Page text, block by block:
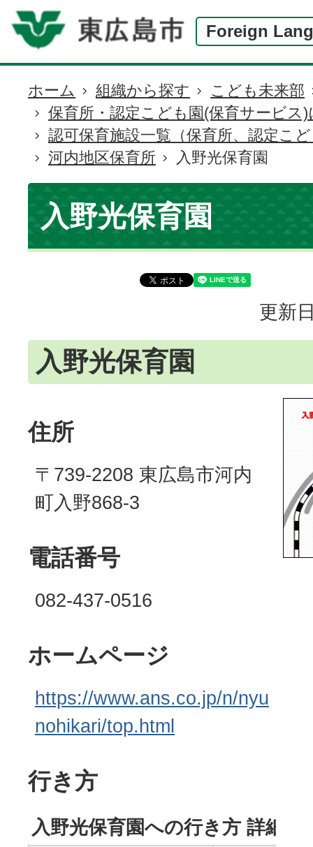
Foreign
現
在
の
位
置
ホーム 組織から探す
こども未来部
保育所・認定こども園(保育サービス
認可保育施設一覧（保育所、認定こ
河内地区保育所
入野光保育園
入野光保育園
更新
入野光保育園
住所
〒739‐2208 東広島市河内
町入野868-3
電話番号
082-437-0516
ホームページ
https://www.ans.co.jp/n/nyu
nohikari/top.html
行き方
入野光保育園への行き方 詳細